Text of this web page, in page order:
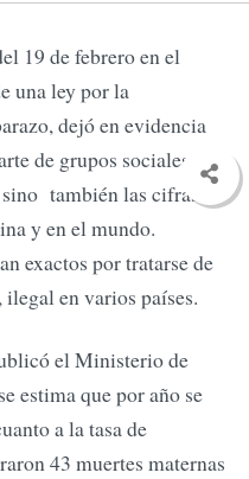
19 de febrero en el
una ley por la
dejó en evidencia
de grupos sociales,
también las cifras de
y en el mundo.
exactos por tratarse de
en varios países.
el Ministerio de
estima que por año se
a la tasa de
43 muertes maternas